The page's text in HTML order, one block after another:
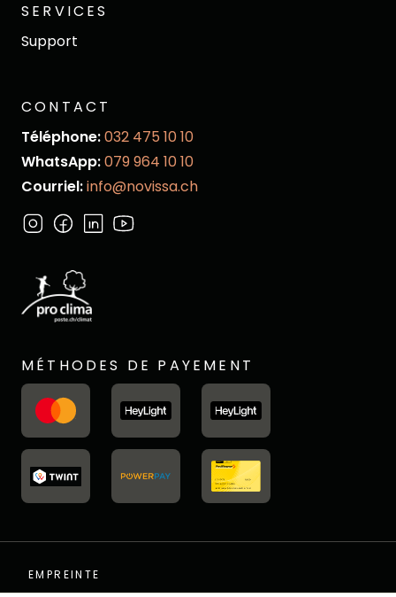
SERVICES
Support
CONTACT
Téléphone:032 475 10 10
WhatsApp:079 964 10 10
Courriel:info@novissa.ch
MÉTHODES DE PAYEMENT
EMPREINTE